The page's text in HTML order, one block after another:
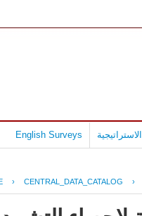
English Surveys
› CENTRAL_DATA_CATALOG ›